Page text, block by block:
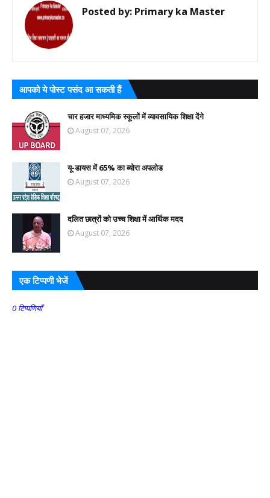
Posted by: Primary ka Master
आपको ये पोस्ट पसंद आ सकती हैं
चार हजार माध्यमिक स्कूलों में व्यावसायिक शिक्षा देंगे
August 07, 2026
यू-डायस में 65% का ब्योरा अपलोड
August 07, 2026
दलित छात्रों को उच्च शिक्षा में आर्थिक मदद
August 07, 2026
एक टिप्पणी भेजें
0 टिप्पणियाँ